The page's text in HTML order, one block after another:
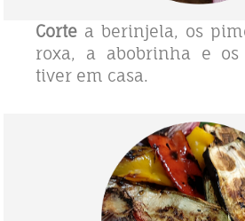
Cortea berinjela, os
roxa, a abobrinha e
tiver em casa.